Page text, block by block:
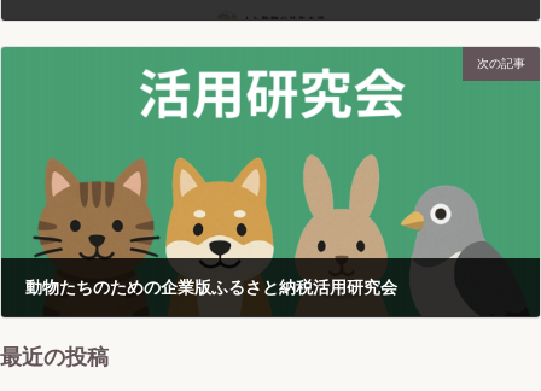
次の記事
動物たちのための企業版ふるさと納税活用研究会
最近の投稿